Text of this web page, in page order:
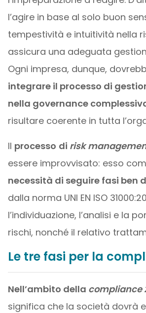
l’agire in base al solo buon
tempestività e intuitività nella
assicura una adeguata
Ogni impresa, dunque,
integrare il processo di
nella governance
risultare coerente in tutta
Il processo di risk
essere improvvisato: esso
necessità di seguire fasi ben
dalla norma UNI EN ISO
l’individuazione, l’analisi e la
rischi, nonché il relativo
Le tre fasi per la
Nell’ambito della compliance
significa che la società dovrà